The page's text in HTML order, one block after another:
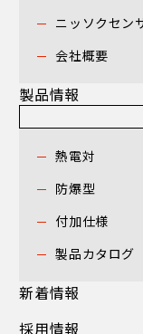
ニッソクセン
会社概要
製品情報
熱電対
防爆型
付加仕様
製品カタログ
新着情報
採用情報